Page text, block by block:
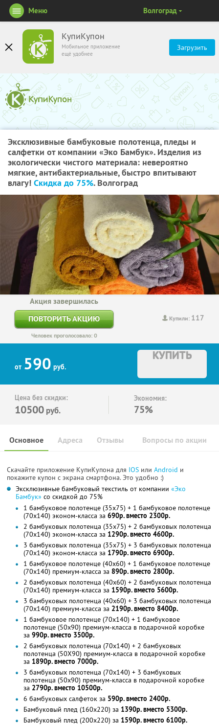
КупиКупон
Мобильное приложение
ещё удобнее
Загрузить
Меню Волгоград
Эксклюзивные бамбуковые полотенца, пледы и
салфетки от компании «Эко Бамбук». Изделия из
экологически чистого материала: невероятно
мягкие, антибактериальные, быстро впитывают
влагу! Скидка до 75%. Волгоград
Купили: 117
Акция завершилась
ПОВТОРИТЬ АКЦИЮ
Человек проголосовало: 0
от 590 руб.
КУПИТЬ
Цена без скидки:
10500 руб.
Экономия:
75%
Основное Отзывы Вопросы по акции
Адреса
Скачайте приложение КупиКупона для IOS или Android и
покажите купон с экрана смартфона. Это удобно :)
Эксклюзивные бамбуковый текстиль от компании «Эко
Бамбук» со скидкой до 75%
1 бамбуковое полотенце (35x75) + 1 бамбуковое полотенце
(70x140) эконом-класса за 690р. вместо 2300р.
2 бамбуковых полотенца (35x75) + 2 бамбуковых полотенца
(70x140) эконом-класса за 1290р. вместо 4600р.
3 бамбуковых полотенца (35x75) + 3 бамбуковых полотенца
(70x140) эконом-класса за 1790р. вместо 6900р.
1 бамбуковое полотенце (40x60) + 1 бамбуковое полотенце
(70x140) премиум-класса за 890р. вместо 2800р.
2 бамбуковых полотенца (40x60) + 2 бамбуковых полотенца
(70x140) премиум-класса за 1590р. вместо 5600р.
3 бамбуковых полотенца (40x60) + 3 бамбуковых полотенца
(70x140) премиум-класса за 2190р. вместо 8400р.
1 бамбуковое полотенце (70x140) + 1 бамбуковое
полотенце (50x90) премиум-класса в подарочной коробке
за 990р. вместо 3500р.
2 бамбуковых полотенца (70x140) + 2 бамбуковых
полотенца (50X90) премиум-класса в подарочной коробке
за 1890р. вместо 7000р.
3 бамбуковых полотенца (70x140) + 3 бамбуковых
полотенца (50x90) премиум-класса в подарочной коробке
за 2790р. вместо 10500р.
6 бамбуковых салфеток за 590р. вместо 2400р.
Бамбуковый плед (160x220) за 1390р. вместо 5300р.
Бамбуковый плед (200x220) за 1590р. вместо 6100р.